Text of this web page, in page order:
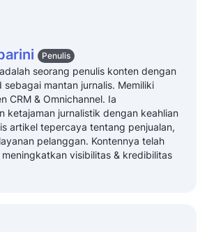
Penulis
seorang penulis konten dengan
sebagai mantan jurnalis. Memiliki
CRM & Omnichannel. Ia
ketajaman jurnalistik dengan keahlian
artikel tepercaya tentang penjualan,
pelanggan. Kontennya telah
visibilitas & kredibilitas